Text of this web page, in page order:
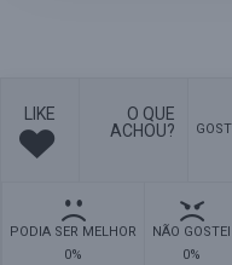
LIKE
O QUE
ACHOU?
PODIA SER MELHOR
0%
NÃO GOSTEI
0%